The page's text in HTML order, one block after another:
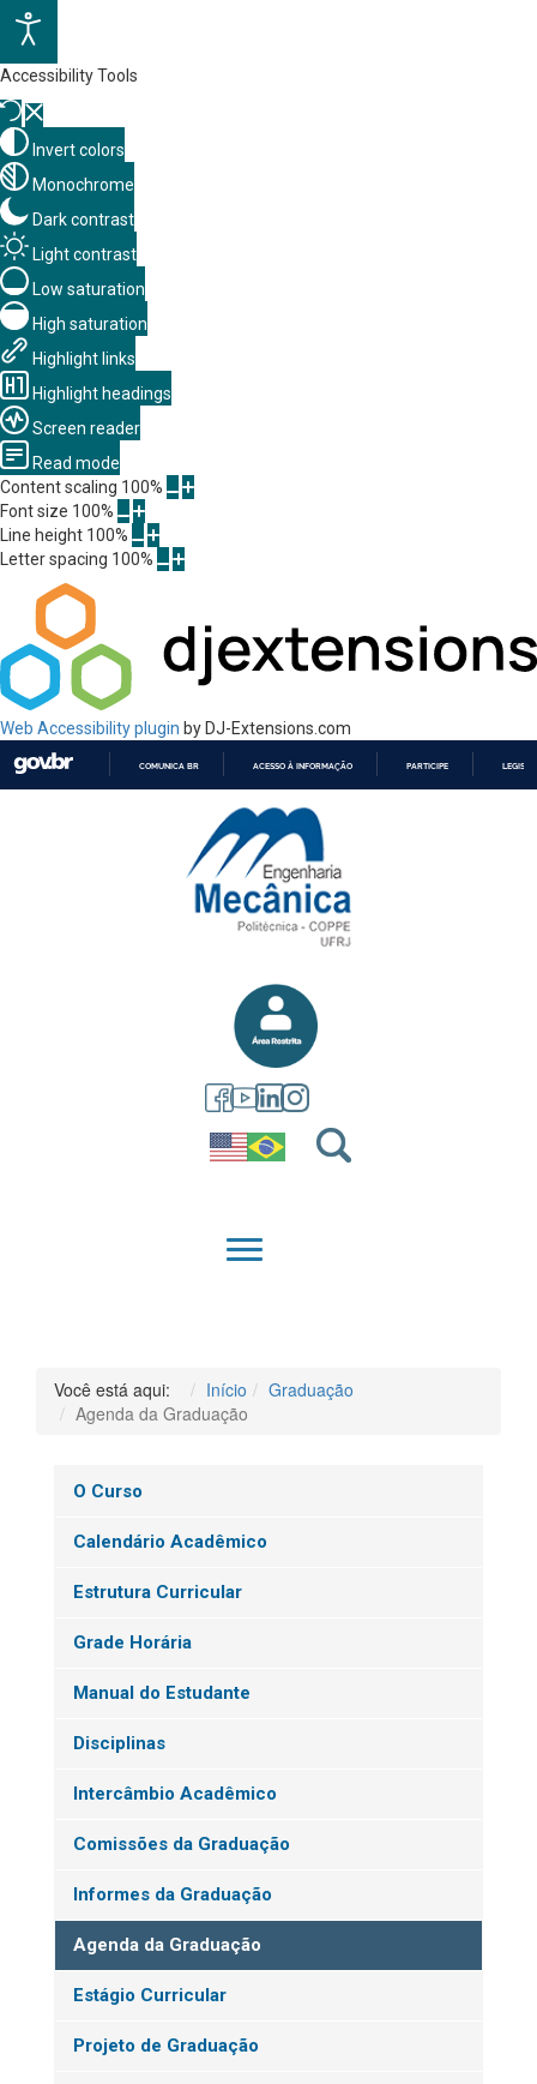
Accessibility Tools
Invert colors
Monochrome
Dark contrast
Light contrast
Low saturation
High saturation
Highlight links
Highlight headings
Screen reader
Read mode
Content scaling 100%
Font size 100%
Line height 100%
Letter spacing 100%
Web Accessibility plugin by DJ-Extensions.com
PARA
CONTEÚDO
COMUNICA BR ACESSO À INFORMAÇÃO PARTICIPE
QUEM SOMOS
Você está aqui: Início
Graduação
Agenda da Graduação
O Curso
Calendário Acadêmico
Estrutura Curricular
Grade Horária
Manual do Estudante
Disciplinas
Intercâmbio Acadêmico
Comissões da Graduação
Informes da Graduação
Agenda da Graduação
Estágio Curricular
Projeto de Graduação